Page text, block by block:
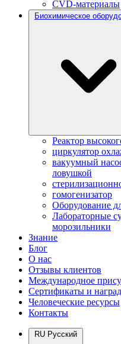
CVD-материалы
Биохимическое
Реактор
циркулятор
вакуумный
ловушкой
гомогенизатор
Оборудование
Лабораторные
морозильники
Знание
Блог
О нас
Отзывы клиентов
Международное
Сертификаты и
Человеческие ресурсы
Контакты
RU Русский